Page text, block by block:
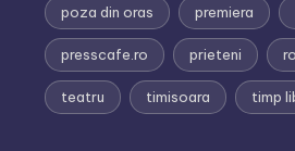
poza din oras premiera
presscafe.ro prieteni
teatru timisoara timp